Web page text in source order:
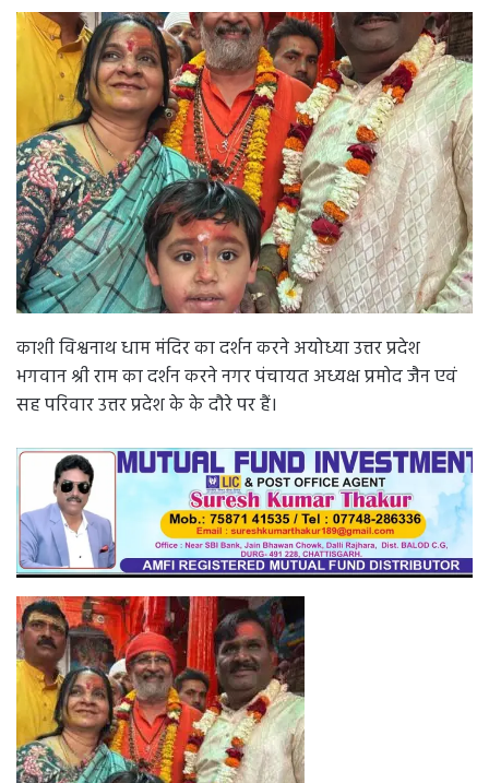
email
काशी विश्वनाथ धाम मंदिर का दर्शन करने अयोध्या उत्तर प्रदेश
भगवान श्री राम का दर्शन करने नगर पंचायत अध्यक्ष प्रमोद जैन एवं
सह परिवार उत्तर प्रदेश के के दौरे पर हैं।